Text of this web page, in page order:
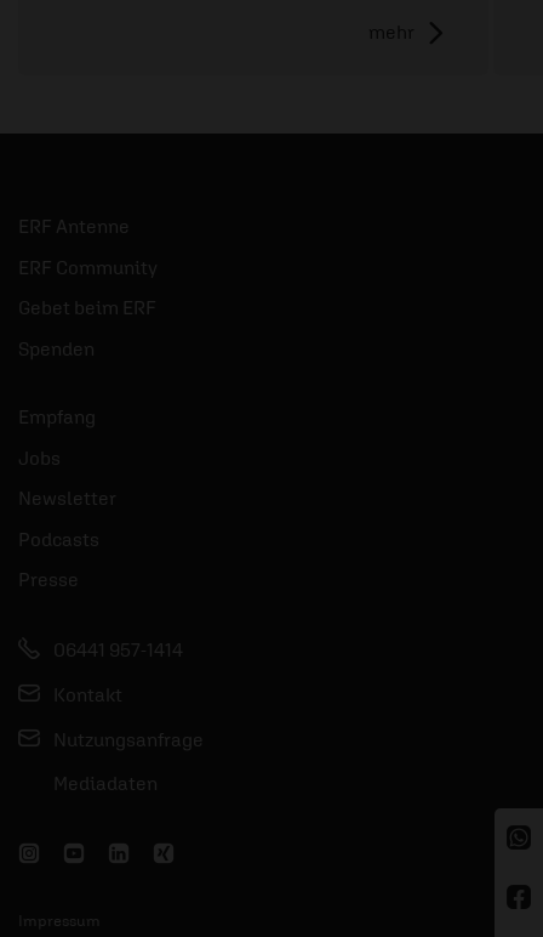
mehr
ERF Antenne
ERF Community
Gebet beim ERF
Spenden
Empfang
Jobs
Newsletter
Podcasts
Presse
06441 957-1414
Kontakt
Nutzungsanfrage
Mediadaten
Impressum